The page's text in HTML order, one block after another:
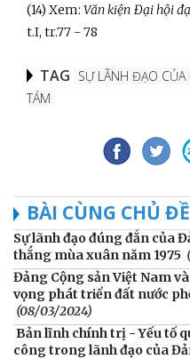
(14) Xem:Văn kiện Đại hội
t.I, tr.77 - 78
TAG SỰ LÃNH ĐẠO CỦA
TÁM
BÀI CÙNG CHỦ ĐỀ
Sự lãnh đạo đúng đắn của
thắng mùa xuân năm 1975
Đảng Cộng sản Việt Nam
vọng phát triển đất nước
(08/03/2024)
Bản lĩnh chính trị - Yếu tố
công trong lãnh đạo của